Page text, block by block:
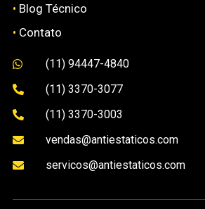
• Blog Técnico
• Contato
 (11) 94447-4840
 (11) 3370-3077
 (11) 3370-3003
 vendas@antiestaticos.com
 servicos@antiestaticos.com